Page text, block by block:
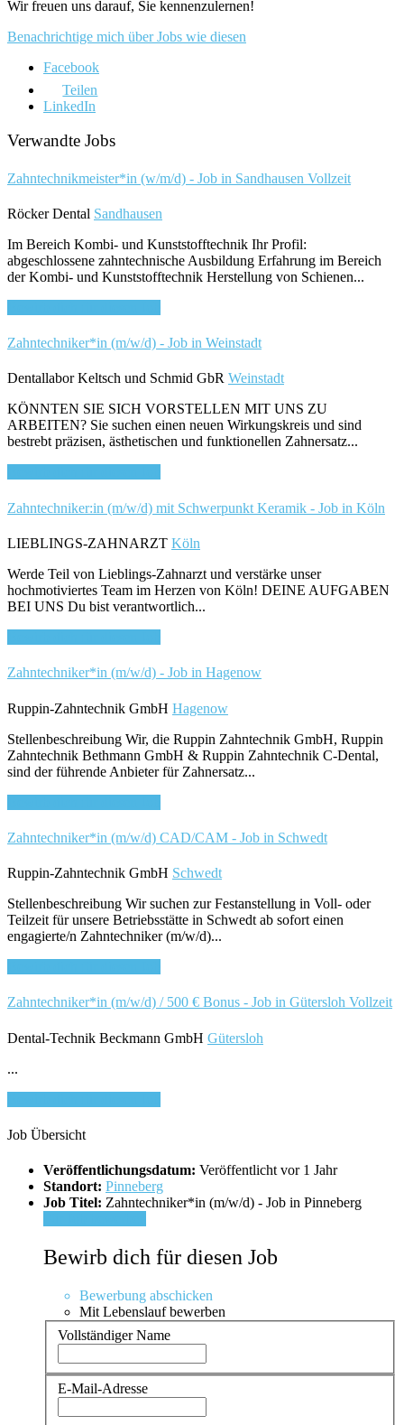
Wir freuen uns darauf, Sie kennenzulernen!
Benachrichtige mich über Jobs wie diesen
Facebook
Teilen
LinkedIn
Verwandte Jobs
Zahntechnikmeister*in (w/m/d) - Job in Sandhausen Vollzeit
Röcker Dental Sandhausen
Im Bereich Kombi- und Kunststofftechnik Ihr Profil:
abgeschlossene zahntechnische Ausbildung Erfahrung im Bereich
der Kombi- und Kunststofftechnik Herstellung von Schienen...
Zahntechniker*in (m/w/d) - Job in Weinstadt
Dentallabor Keltsch und Schmid GbR Weinstadt
KÖNNTEN SIE SICH VORSTELLEN MIT UNS ZU
ARBEITEN? Sie suchen einen neuen Wirkungskreis und sind
bestrebt präzisen, ästhetischen und funktionellen Zahnersatz...
Zahntechniker:in (m/w/d) mit Schwerpunkt Keramik - Job in Köln
LIEBLINGS-ZAHNARZT Köln
Werde Teil von Lieblings-Zahnarzt und verstärke unser
hochmotiviertes Team im Herzen von Köln! DEINE AUFGABEN
BEI UNS Du bist verantwortlich...
Zahntechniker*in (m/w/d) - Job in Hagenow
Ruppin-Zahntechnik GmbH Hagenow
Stellenbeschreibung Wir, die Ruppin Zahntechnik GmbH, Ruppin
Zahntechnik Bethmann GmbH & Ruppin Zahntechnik C-Dental,
sind der führende Anbieter für Zahnersatz...
Zahntechniker*in (m/w/d) CAD/CAM - Job in Schwedt
Ruppin-Zahntechnik GmbH Schwedt
Stellenbeschreibung Wir suchen zur Festanstellung in Voll- oder
Teilzeit für unsere Betriebsstätte in Schwedt ab sofort einen
engagierte/n Zahntechniker (m/w/d)...
Zahntechniker*in (m/w/d) / 500 € Bonus - Job in Gütersloh Vollzeit
Dental-Technik Beckmann GmbH Gütersloh
...
Job Übersicht
Veröffentlichungsdatum: Veröffentlicht vor 1 Jahr
Standort: Pinneberg
Job Titel: Zahntechniker*in (m/w/d) - Job in Pinneberg
Bewirb dich für diesen Job
Bewerbung abschicken
Mit Lebenslauf bewerben
Vollständiger Name
E-Mail-Adresse